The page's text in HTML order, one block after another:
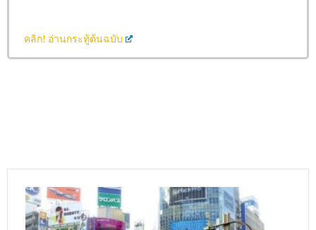
คลิก! อ่านกระทู้ต้นฉบับ